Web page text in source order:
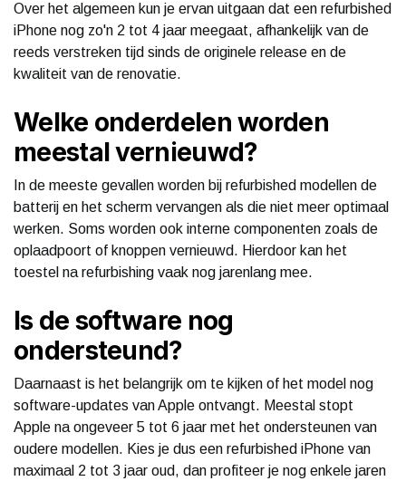
Over het algemeen kun je ervan uitgaan dat een refurbished
iPhone nog zo'n 2 tot 4 jaar meegaat, afhankelijk van de
reeds verstreken tijd sinds de originele release en de
kwaliteit van de renovatie.
Welke onderdelen worden
meestal vernieuwd?
In de meeste gevallen worden bij refurbished modellen de
batterij en het scherm vervangen als die niet meer optimaal
werken. Soms worden ook interne componenten zoals de
oplaadpoort of knoppen vernieuwd. Hierdoor kan het
toestel na refurbishing vaak nog jarenlang mee.
Is de software nog
ondersteund?
Daarnaast is het belangrijk om te kijken of het model nog
software-updates van Apple ontvangt. Meestal stopt
Apple na ongeveer 5 tot 6 jaar met het ondersteunen van
oudere modellen. Kies je dus een refurbished iPhone van
maximaal 2 tot 3 jaar oud, dan profiteer je nog enkele jaren